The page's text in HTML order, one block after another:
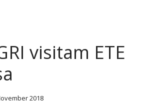
visitam ETE
2018